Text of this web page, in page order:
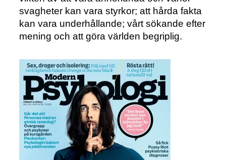
svagheter kan vara styrkor; att hårda fakta
kan vara underhållande; vårt sökande efter
mening och att göra världen begriplig.